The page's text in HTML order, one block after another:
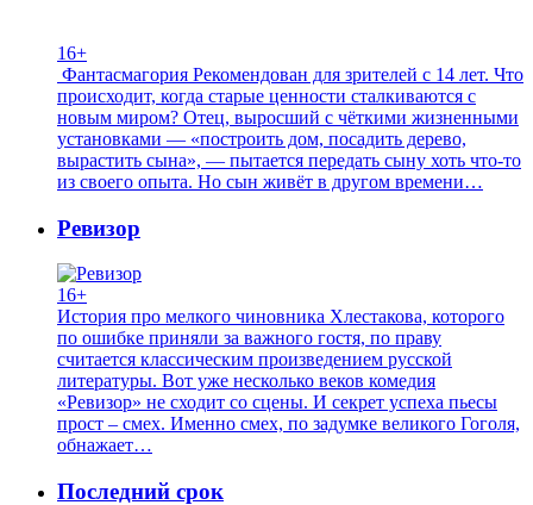
16+
Фантасмагория Рекомендован для зрителей с 14 лет. Что
происходит, когда старые ценности сталкиваются с
новым миром? Отец, выросший с чёткими жизненными
установками — «построить дом, посадить дерево,
вырастить сына», — пытается передать сыну хоть что-то
из своего опыта. Но сын живёт в другом времени…
Ревизор
16+
История про мелкого чиновника Хлестакова, которого
по ошибке приняли за важного гостя, по праву
считается классическим произведением русской
литературы. Вот уже несколько веков комедия
«Ревизор» не сходит со сцены. И секрет успеха пьесы
прост – смех. Именно смех, по задумке великого Гоголя,
обнажает…
Последний срок